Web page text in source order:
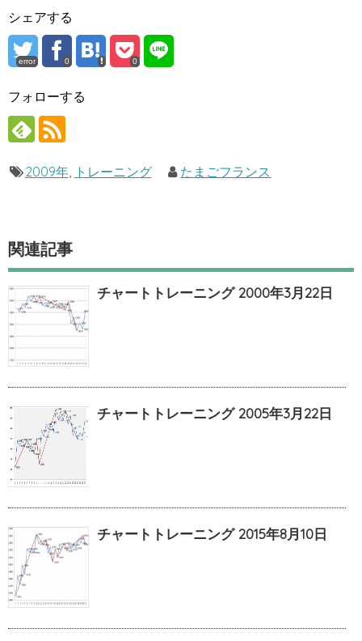
シェアする
error 0 0
フォローする
2009年, トレーニング たまごフランス
関連記事
チャートトレーニング 2000年3月22日
チャートトレーニング 2005年3月22日
チャートトレーニング 2015年8月10日